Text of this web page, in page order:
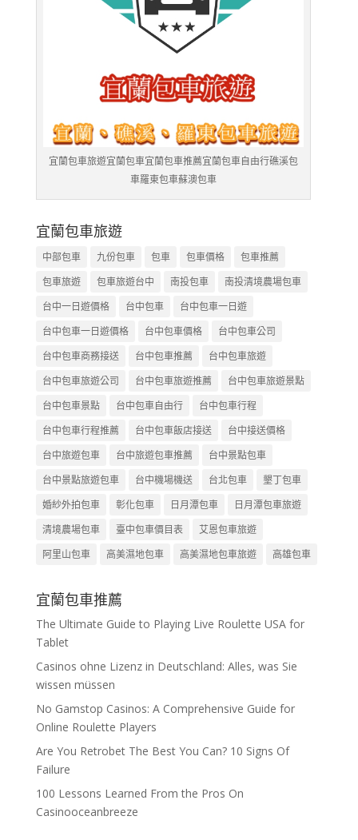
宜蘭包車旅遊宜蘭包車宜蘭包車推薦宜蘭包車自由行礁溪包
車羅東包車蘇澳包車
宜蘭包車旅遊
中部包車 九份包車 包車 包車價格
包車推薦
包車旅遊
包車旅遊台中 南投包車
南投清境農場包車
台中一日遊價格
台中包車
台中包車一日遊
台中包車一日遊價格
台中包車價格
台中包車公司
台中包車商務接送
台中包車推薦
台中包車旅遊
台中包車旅遊公司
台中包車旅遊推薦
台中包車旅遊景點
台中包車景點
台中包車自由行
台中包車行程
台中包車行程推薦
台中包車飯店接送
台中接送價格
台中旅遊包車
台中旅遊包車推薦
台中景點包車
台中景點旅遊包車
台中機場機送 台北包車
墾丁包車
婚紗外拍包車
彰化包車 日月潭包車
日月潭包車旅遊
清境農場包車
臺中包車價目表
艾恩包車旅遊
阿里山包車
高美濕地包車 高美濕地包車旅遊 高雄包車
宜蘭包車推薦
The Ultimate Guide to Playing Live Roulette USA for
Tablet
Casinos ohne Lizenz in Deutschland: Alles, was Sie
wissen müssen
No Gamstop Casinos: A Comprehensive Guide for
Online Roulette Players
Are You Retrobet The Best You Can? 10 Signs Of
Failure
100 Lessons Learned From the Pros On
Casinooceanbreeze